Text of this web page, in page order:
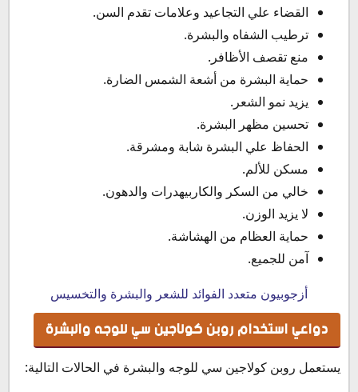
القضاء علي التجاعيد وعلامات تقدم السن.
ترطيب الشفاه والبشرة.
منع تقصف الأظافر.
حماية البشرة من أشعة الشمس الضارة.
يزيد نمو الشعر.
تحسين مظهر البشرة.
الحفاظ علي البشرة شابة ومشرقة.
مسكن للألم.
خالي من السكر والكاربيهدرات والدهون.
لا يزيد الوزن.
حماية العظام من الهشاشة.
آمن للجميع.
أزجوبيون متعدد الفوائد للشعر والبشرة والتخسيس
دواعي استخدام روبن كولاجين سي للوجه والبشرة
يستعمل روبن كولاجين سي للوجه والبشرة في الحالات التالية: